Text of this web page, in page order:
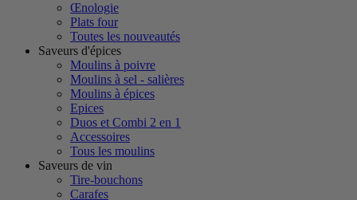
Œnologie
Plats four
Toutes les nouveautés
Saveurs d'épices
Moulins à poivre
Moulins à sel - salières
Moulins à épices
Epices
Duos et Combi 2 en 1
Accessoires
Tous les moulins
Saveurs de vin
Tire-bouchons
Carafes